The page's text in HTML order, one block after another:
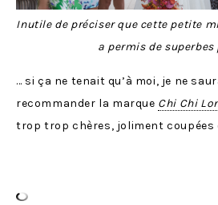
Inutile de préciser que cette petite
a permis de
… si ça ne tenait qu’à moi, je ne
recommander la marque Chi Chi
trop trop chères, joliment coupées